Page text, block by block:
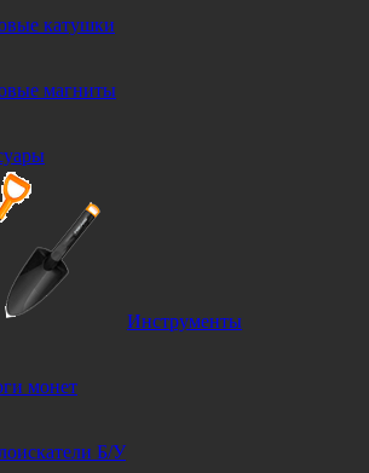
катушки
магниты
Инструменты
монет
Б/У